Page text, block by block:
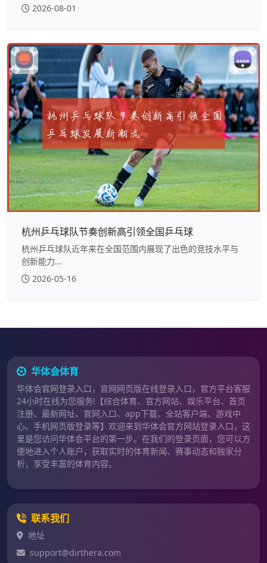
2026-08-01
杭州乒乓球队节奏创新高引领全国乒乓球
杭州乒乓球队近年来在全国范围内展现了出色的竞技水平与
创新能力...
2026-05-16
华体会体育
华体会官网登录入口，官网网页版在线登录入口，官方平台客服
24小时在线为您服务!【综合体育、官方网站、娱乐平台、首页
注册、最新网址、官网入口、app下载、全站客户端、游戏中
心、手机网页版登录等】欢迎来到华体会官方网站登录入口，这
里是您访问华体会平台的第一步。在我们的登录页面，您可以方
便地进入个人账户，获取实时的体育新闻、赛事动态和独家分
析，享受丰富的体育内容。
联系我们
地址
support@dirthera.com